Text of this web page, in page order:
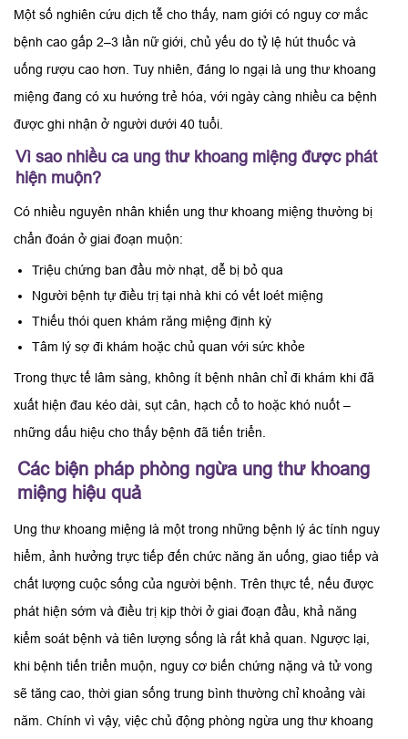
Một số nghiên cứu dịch tễ cho thấy, nam giới có nguy cơ mắc
bệnh cao gấp 2–3 lần nữ giới, chủ yếu do tỷ lệ hút thuốc và
uống rượu cao hơn. Tuy nhiên, đáng lo ngại là ung thư khoang
miệng đang có xu hướng trẻ hóa, với ngày càng nhiều ca bệnh
được ghi nhận ở người dưới 40 tuổi.
Vì sao nhiều ca ung thư khoang miệng được phát
hiện muộn?
Có nhiều nguyên nhân khiến ung thư khoang miệng thường bị
chẩn đoán ở giai đoạn muộn:
Triệu chứng ban đầu mờ nhạt, dễ bị bỏ qua
Người bệnh tự điều trị tại nhà khi có vết loét miệng
Thiếu thói quen khám răng miệng định kỳ
Tâm lý sợ đi khám hoặc chủ quan với sức khỏe
Trong thực tế lâm sàng, không ít bệnh nhân chỉ đi khám khi đã
xuất hiện đau kéo dài, sụt cân, hạch cổ to hoặc khó nuốt –
những dấu hiệu cho thấy bệnh đã tiến triển.
Các biện pháp phòng ngừa ung thư khoang
miệng hiệu quả
Ung thư khoang miệng là một trong những bệnh lý ác tính nguy
hiểm, ảnh hưởng trực tiếp đến chức năng ăn uống, giao tiếp và
chất lượng cuộc sống của người bệnh. Trên thực tế, nếu được
phát hiện sớm và điều trị kịp thời ở giai đoạn đầu, khả năng
kiểm soát bệnh và tiên lượng sống là rất khả quan. Ngược lại,
khi bệnh tiến triển muộn, nguy cơ biến chứng nặng và tử vong
sẽ tăng cao, thời gian sống trung bình thường chỉ khoảng vài
năm. Chính vì vậy, việc chủ động phòng ngừa ung thư khoang